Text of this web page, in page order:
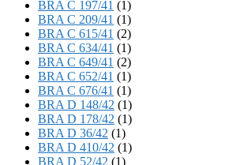
BRA C 197/41 (1)
BRA C 209/41 (1)
BRA C 615/41 (2)
BRA C 634/41 (1)
BRA C 649/41 (2)
BRA C 652/41 (1)
BRA C 676/41 (1)
BRA D 148/42 (1)
BRA D 178/42 (1)
BRA D 36/42 (1)
BRA D 410/42 (1)
BRA D 52/42 (1)